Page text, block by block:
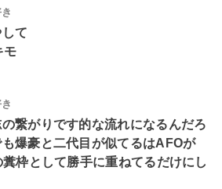
て
モ
繋がりです的な流れになるんだろ
爆豪と二代目が似てるはAFOが
枠として勝手に重ねてるだけにし